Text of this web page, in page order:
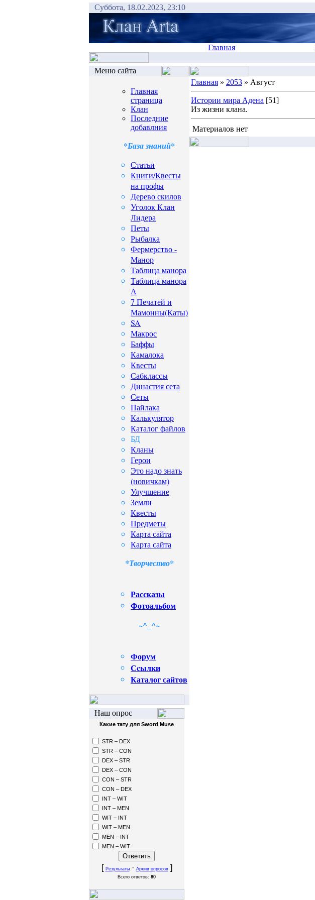
Суббота, 18.02.2023, 23:10
Главная
Меню сайта
Главная
страница
Клан
Последние
добавлния
*База знаний*
Статьи
Книги/Квесты
на профы
Дерево скилов
Уголок Клан
Лидера
Петы
Рыбалка
Фермерство -
Манор
Таблица манора
Таблица манора
А
7 Печатей и
Мамонны(Каты)
SA
Макрос
Баффы
Камалока
Квесты
Сабклассы
Династия сета
Сеты
Пайлака
Калькулятор
Каталог файлов
БД
Кланы
Герои
Это надо знать
(новичкам)
Улучшение
Земли
Квесты
Предметы
Карта сайта
Карта сайта
*Творчество*
Рассказы
Фотоальбом
~^_^~
Форум
Сcылки
Каталог сайтов
Наш опрос
Какие тату для Sword Muse
STR – DEX
STR – CON
DEX – STR
DEX – CON
CON – STR
CON – DEX
INT – WIT
INT – MEN
WIT – INT
WIT – MEN
MEN – INT
MEN – WIT
[ Результаты· Архив опросов]
Всего ответов: 80
Главная » 2053 » Август
Истории мира Адена [51]
Из жизни клана.
Материалов нет